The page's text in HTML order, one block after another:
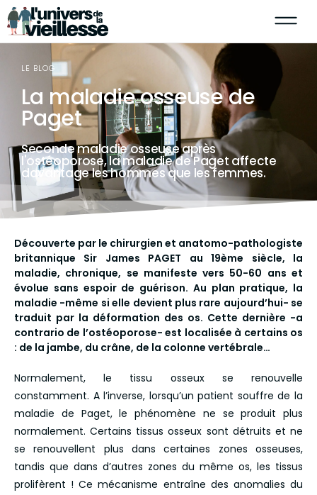
LE BLOG
La maladie osseuse de
Paget
Seconde maladie osseuse après
l'ostéoporose, la maladie de Paget affecte
davantage les hommes que les femmes.
Découverte par le chirurgien et anatomo-pathologiste
britannique Sir James PAGET au 19ème siècle, la
maladie, chronique, se manifeste vers 50-60 ans et
évolue sans espoir de guérison. Au plan pratique, la
maladie -même si elle devient plus rare aujourd’hui- se
traduit par la déformation des os. Cette dernière -a
contrario de l’ostéoporose- est localisée à certains os
: de la jambe, du crâne, de la colonne vertébrale…
Normalement, le tissu osseux se renouvelle
constamment. A l’inverse, lorsqu’un patient souffre de la
maladie de Paget, le phénomène ne se produit plus
normalement. Certains tissus osseux sont détruits et ne
se renouvellent plus dans certaines zones osseuses,
tandis que dans d’autres zones du même os, les tissus
prolifèrent ! Ce mécanisme entraîne des anomalies du